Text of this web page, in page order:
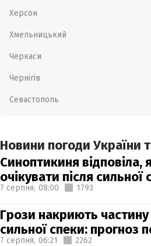
Херсон
Хмельницький
Черкаси
Чернігів
Севастополь
Новини погоди України
Синоптикиня відповіла,
очікувати після сильної
7 серпня, 08:00 1793
Грози накриють частину
сильної спеки: прогноз
7 серпня, 06:21 2262